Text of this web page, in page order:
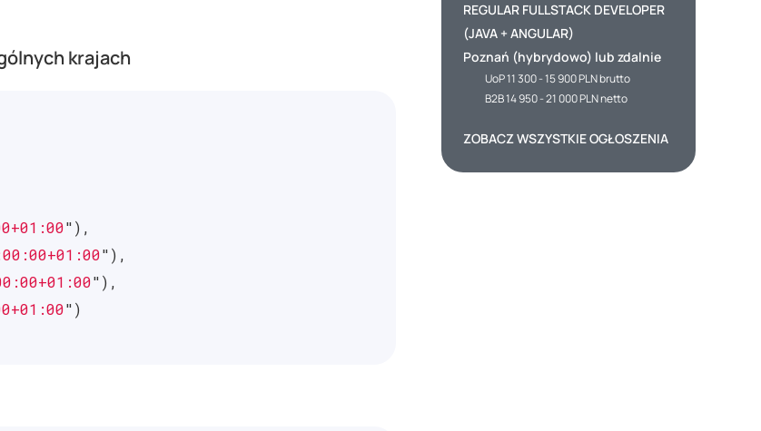
krajach
"),
"),
"),
")
REGULAR FULLSTACK DEVELOPER
(JAVA + ANGULAR)
Poznań (hybrydowo) lub zdalnie
UoP 11 300 - 15 900 PLN brutto
B2B 14 950 - 21 000 PLN netto
ZOBACZ WSZYSTKIE OGŁOSZENIA